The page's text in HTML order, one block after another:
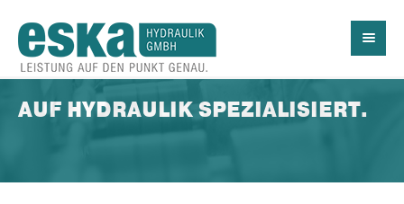
AUF HYDRAULIK SPEZIALISIERT.